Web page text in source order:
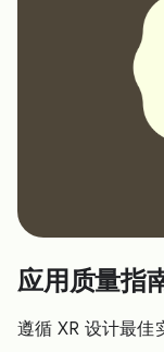
应用质量指
遵循 XR 设计最佳